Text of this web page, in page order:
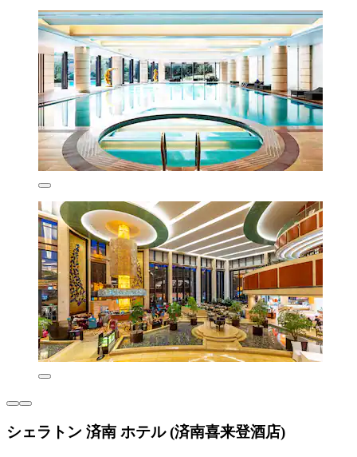
シェラトン 済南 ホテル (済南喜来登酒店)